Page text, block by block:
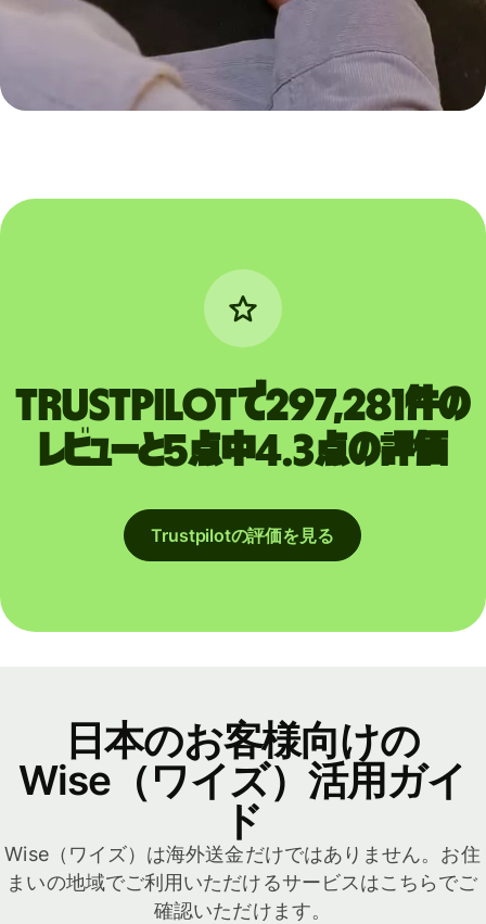
Trustpilotで297,281件の
レビューと5点中4.3点の評価
Trustpilotの評価を見る
日本のお客様向けの
Wise（ワイズ）活用ガイ
ド
Wise（ワイズ）は海外送金だけではありません。お住
まいの地域でご利用いただけるサービスはこちらでご
確認いただけます。